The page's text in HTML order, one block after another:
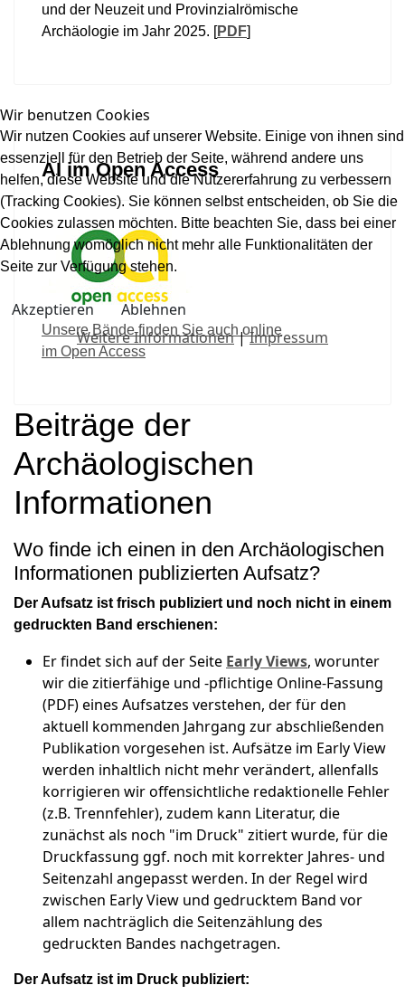
und der Neuzeit und Provinzialrömische
Archäologie im Jahr 2025. [PDF]
AI im Open Access
Unsere Bände finden Sie auch online
im Open Access
Beiträge der
Archäologischen
Informationen
Wo finde ich einen in den Archäologischen
Informationen publizierten Aufsatz?
Der Aufsatz ist frisch publiziert und noch nicht in einem
gedruckten Band erschienen:
Er findet sich auf der Seite Early Views, worunter
wir die zitierfähige und -pflichtige Online-Fassung
(PDF) eines Aufsatzes verstehen, der für den
aktuell kommenden Jahrgang zur abschließenden
Publikation vorgesehen ist. Aufsätze im Early View
werden inhaltlich nicht mehr verändert, allenfalls
korrigieren wir offensichtliche redaktionelle Fehler
(z.B. Trennfehler), zudem kann Literatur, die
zunächst als noch "im Druck" zitiert wurde, für die
Druckfassung ggf. noch mit korrekter Jahres- und
Seitenzahl angepasst werden. In der Regel wird
zwischen Early View und gedrucktem Band vor
allem nachträglich die Seitenzählung des
gedruckten Bandes nachgetragen.
Der Aufsatz ist im Druck publiziert:
Wir benutzen Cookies
Wir nutzen Cookies auf unserer Website. Einige von ihnen sind
essenziell für den Betrieb der Seite, während andere uns
helfen, diese Website und die Nutzererfahrung zu verbessern
(Tracking Cookies). Sie können selbst entscheiden, ob Sie die
Cookies zulassen möchten. Bitte beachten Sie, dass bei einer
Ablehnung womöglich nicht mehr alle Funktionalitäten der
Seite zur Verfügung stehen.
Akzeptieren
Ablehnen
Weitere Informationen|Impressum